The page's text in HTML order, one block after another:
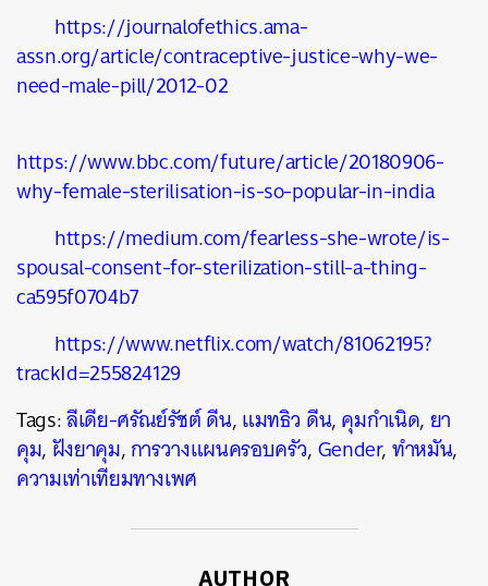
https://journalofethics.ama-
assn.org/article/contraceptive-justice-why-we-
need-male-pill/2012-02
https://www.bbc.com/future/article/20180906-
why-female-sterilisation-is-so-popular-in-india
https://medium.com/fearless-she-wrote/is-
spousal-consent-for-sterilization-still-a-thing-
ca595f0704b7
https://www.netflix.com/watch/81062195?
trackId=255824129
Tags:ลีเดีย-ศรัณย์รัชต์ ดีน,แมทธิว ดีน,คุมกำเนิด,ยา
คุม,ฝังยาคุม,การวางแผนครอบครัว,Gender,ทำหมัน,
ความเท่าเทียมทางเพศ